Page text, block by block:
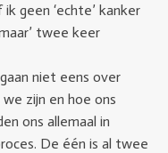
geen ‘echte’ kanker
twee keer
niet eens over
zijn en hoe ons
ons allemaal in
De één is al twee